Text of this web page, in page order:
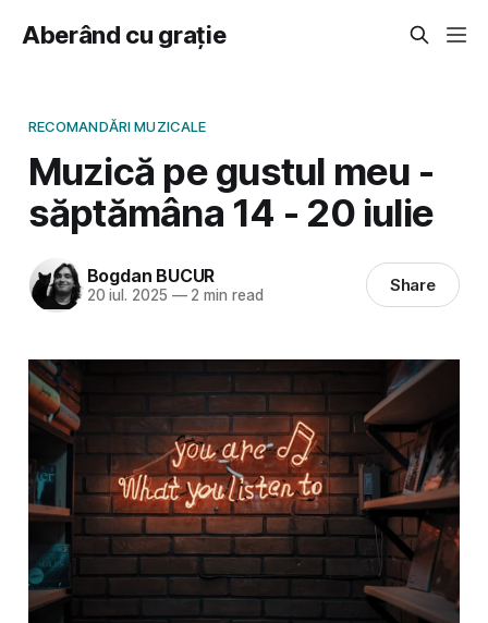
Aberând cu grație
RECOMANDĂRI MUZICALE
Muzică pe gustul meu -
săptămâna 14 - 20 iulie
Bogdan BUCUR
20 iul. 2025 —2 min read Share